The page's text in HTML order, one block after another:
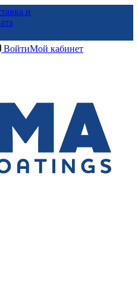
и
ВойтиМой кабинет